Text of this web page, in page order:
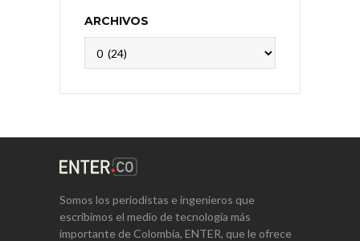
ARCHIVOS
Somos los periodistas e ingenieros que
escribimos el medio de tecnología más
importante de Colombia, ENTER, que le ofrece